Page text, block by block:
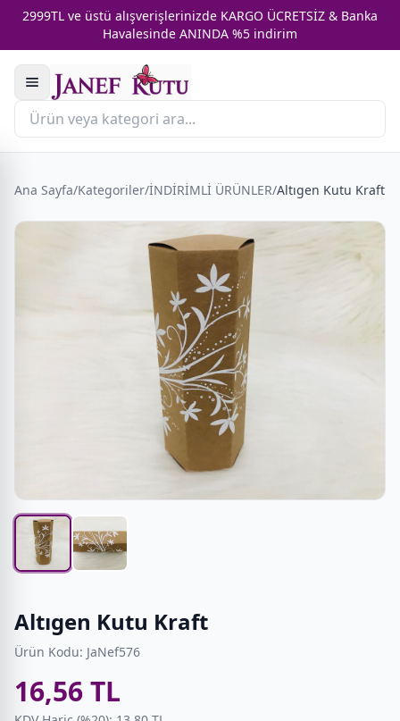
2999TL ve üstü alışverişlerinizde KARGO ÜCRETSİZ & Banka
Havalesinde ANINDA %5 indirim
Ana Sayfa/Kategoriler/İNDİRİMLİ ÜRÜNLER/Altıgen Kutu Kraft
Altıgen Kutu Kraft
Ürün Kodu: JaNef576
16,56 TL